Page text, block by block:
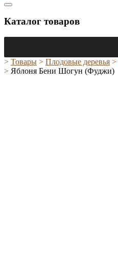
Catalog
Каталог товаров
> Товары > Плодовые деревья >
> Яблоня Бени Шогун (Фуджи)